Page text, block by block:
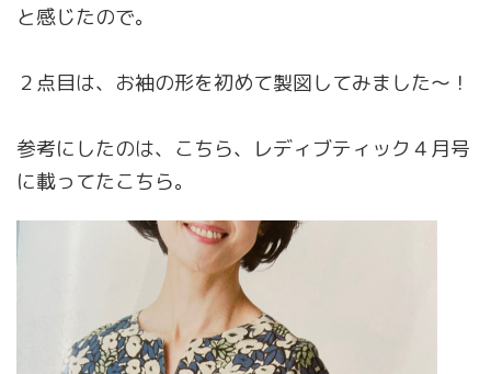
と感じたので。
２点目は、お袖の形を初めて製図してみました〜！
参考にしたのは、こちら、レディブティック４月号
に載ってたこちら。